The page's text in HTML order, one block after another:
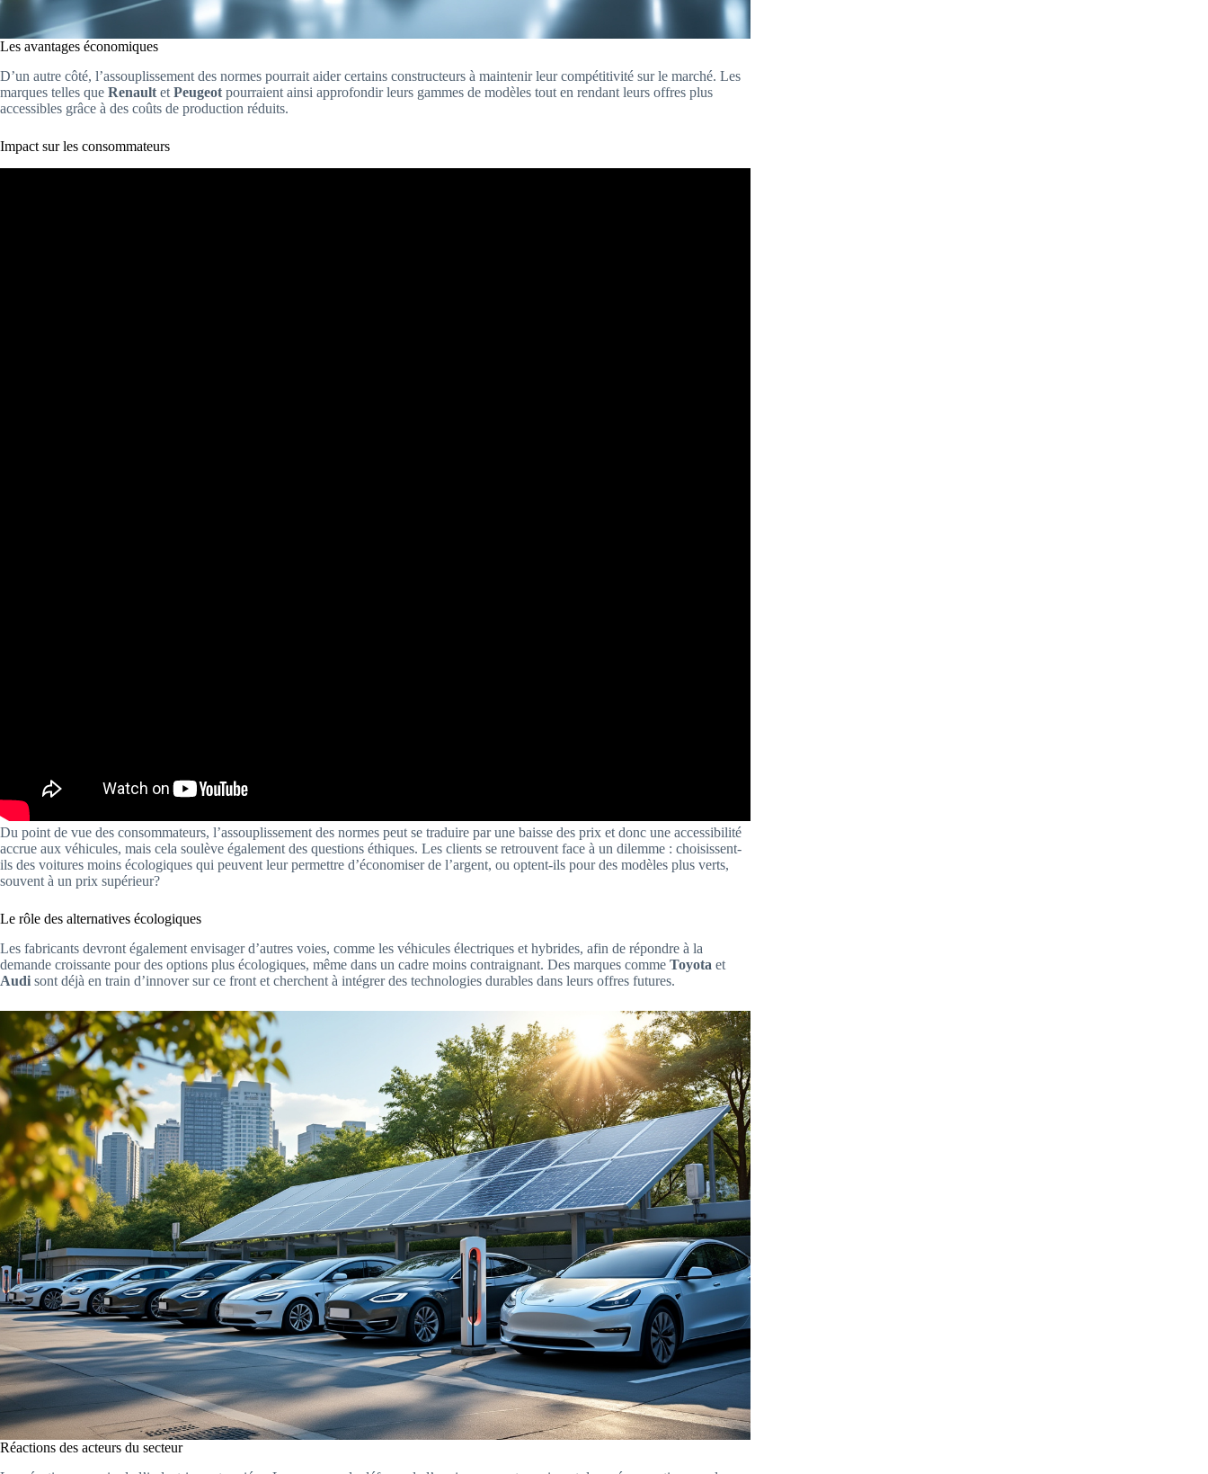
Les avantages économiques
D’un autre côté, l’assouplissement des normes pourrait aider certains constructeurs à maintenir leur compétitivité sur le marché. Les
marques telles que Renault et Peugeot pourraient ainsi approfondir leurs gammes de modèles tout en rendant leurs offres plus
accessibles grâce à des coûts de production réduits.
Impact sur les consommateurs
Du point de vue des consommateurs, l’assouplissement des normes peut se traduire par une baisse des prix et donc une accessibilité
accrue aux véhicules, mais cela soulève également des questions éthiques. Les clients se retrouvent face à un dilemme : choisissent-
ils des voitures moins écologiques qui peuvent leur permettre d’économiser de l’argent, ou optent-ils pour des modèles plus verts,
souvent à un prix supérieur?
Le rôle des alternatives écologiques
Les fabricants devront également envisager d’autres voies, comme les véhicules électriques et hybrides, afin de répondre à la
demande croissante pour des options plus écologiques, même dans un cadre moins contraignant. Des marques comme Toyota et
Audi sont déjà en train d’innover sur ce front et cherchent à intégrer des technologies durables dans leurs offres futures.
Réactions des acteurs du secteur